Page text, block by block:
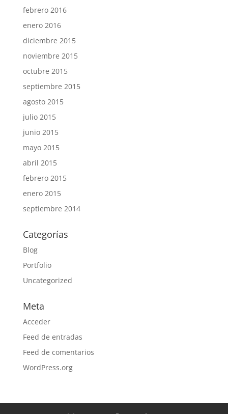
febrero 2016
enero 2016
diciembre 2015
noviembre 2015
octubre 2015
septiembre 2015
agosto 2015
julio 2015
junio 2015
mayo 2015
abril 2015
febrero 2015
enero 2015
septiembre 2014
Categorías
Blog
Portfolio
Uncategorized
Meta
Acceder
Feed de entradas
Feed de comentarios
WordPress.org